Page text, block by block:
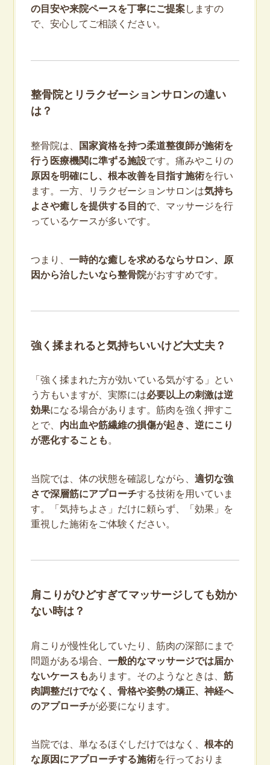
の目安や来院ペースを丁寧にご提案しますの
で、安心してご相談ください。
整骨院とリラクゼーションサロンの違い
は？
整骨院は、
国家資格を持つ柔道整復師が施術を
行う医療機関に準ずる施設です。痛みやこりの
原因を明確にし、根本改善を目指す施術を行い
ます。一方、リラクゼーションサロンは気持ち
よさや癒しを提供する目的で、マッサージを行
っているケースが多いです。
つまり、 一時的な癒しを求めるならサロン、原
因から治したいなら整骨院がおすすめです。
強く揉まれると気持ちいいけど大丈夫？
「強く揉まれた方が効いている気がする」とい
う方もいますが、実際には必要以上の刺激は逆
効果になる場合があります。筋肉を強く押すこ
とで、 内出血や筋繊維の損傷が起き、逆にこり
が悪化することも 。
当院では、体の状態を確認しながら、 適切な強
さで深層筋にアプローチする技術を用いていま
す。「気持ちよさ」だけに頼らず、「効果」を
重視した施術をご体験ください。
肩こりがひどすぎてマッサージしても効か
ない時は？
肩こりが慢性化していたり、筋肉の深部にまで
問題がある場合、 一般的なマッサージでは届か
ないケースもあります。そのようなときは、 筋
肉調整だけでなく、骨格や姿勢の矯正、神経へ
のアプローチが必要になります。
当院では、単なるほぐしだけではなく、 根本的
な原因にアプローチする施術を行っておりま